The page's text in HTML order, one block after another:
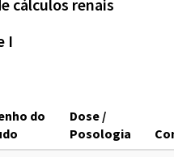
cálculos renais
I
do
Dose /
Posologia